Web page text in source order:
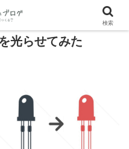
光らせてみた
検索